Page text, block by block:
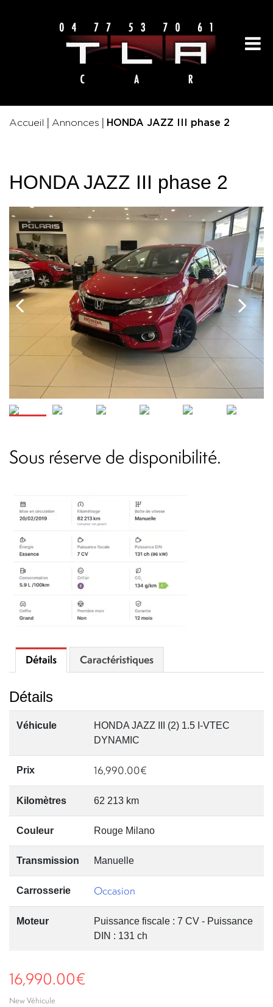
Accueil | Annonces | HONDA JAZZ III phase 2
HONDA JAZZ III phase 2
Sous réserve de disponibilité.
Détails Caractéristiques
Détails
Véhicule
HONDA JAZZ III (2) 1.5 I-VTEC
DYNAMIC
Prix 16,990.00€
Kilomètres 62 213 km
Couleur Rouge Milano
Transmission Manuelle
Carrosserie Occasion
Moteur
Puissance fiscale : 7 CV - Puissance
DIN : 131 ch
16,990.00€
New Véhicule